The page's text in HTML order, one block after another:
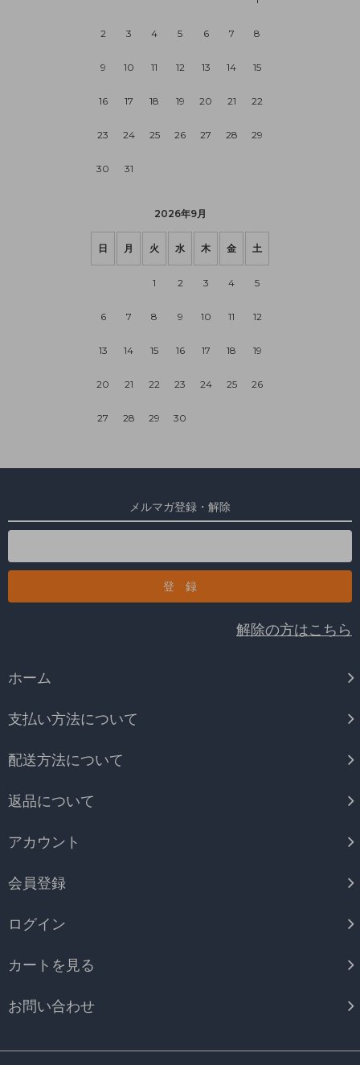
2 3 4 5 6 7 8
9 10 11 12 13 14 15
16 17 18 19 20 21 22
23 24 25 26 27 28 29
30 31
2026年9月
日 月 火 水 木 金 土
1 2 3 4 5
6 7 8 9 10 11 12
13 14 15 16 17 18 19
20 21 22 23 24 25 26
27 28 29 30
メルマガ登録・解除
解除の方はこちら
ホーム
支払い方法について
配送方法について
返品について
アカウント
会員登録
ログイン
カートを見る
お問い合わせ